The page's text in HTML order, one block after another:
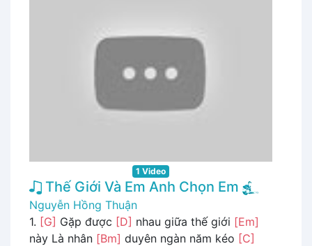
1 Video
Thế Giới Và Em Anh Chọn Em
Nguyễn Hồng Thuận
1. [G] Gặp được [D] nhau giữa thế giới [Em]
này Là nhân [Bm] duyên ngàn năm kéo [C]